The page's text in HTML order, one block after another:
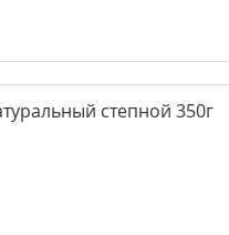
степной 350г